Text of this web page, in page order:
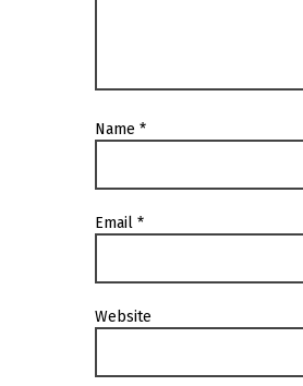
Name *
Email *
Website